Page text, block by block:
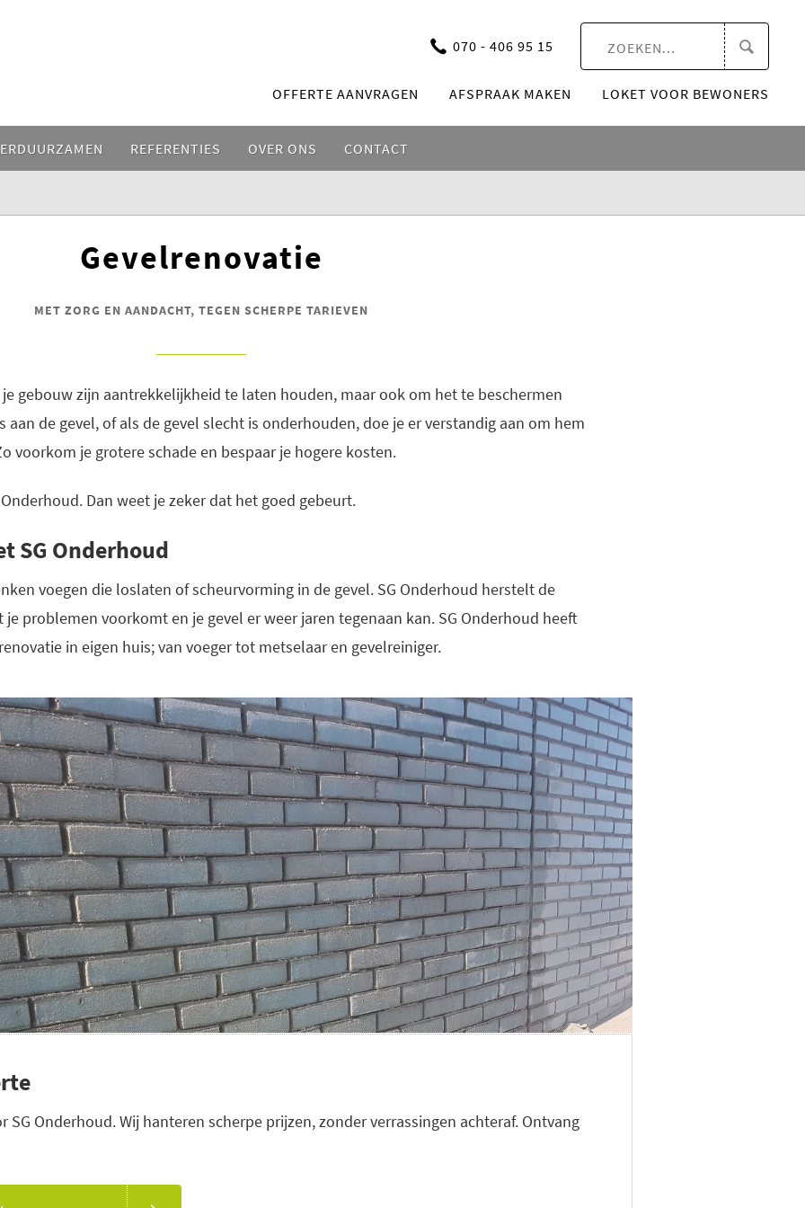
070 - 406 95 15
OFFERTE AANVRAGEN AFSPRAAK MAKEN LOKET VOOR BEWONERS
REFERENTIES OVER ONS CONTACT
Gevelrenovatie
MET ZORG EN AANDACHT, TEGEN SCHERPE TARIEVEN
gebouw zijn aantrekkelijkheid te laten houden, maar ook om het te beschermen
aan de gevel, of als de gevel slecht is onderhouden, doe je er verstandig aan om hem
voorkom je grotere schade en bespaar je hogere kosten.
Dan weet je zeker dat het goed gebeurt.
SG Onderhoud
voegen die loslaten of scheurvorming in de gevel. SG Onderhoud herstelt de
problemen voorkomt en je gevel er weer jaren tegenaan kan. SG Onderhoud heeft
in eigen huis; van voeger tot metselaar en gevelreiniger.
SG Onderhoud. Wij hanteren scherpe prijzen, zonder verrassingen achteraf. Ontvang